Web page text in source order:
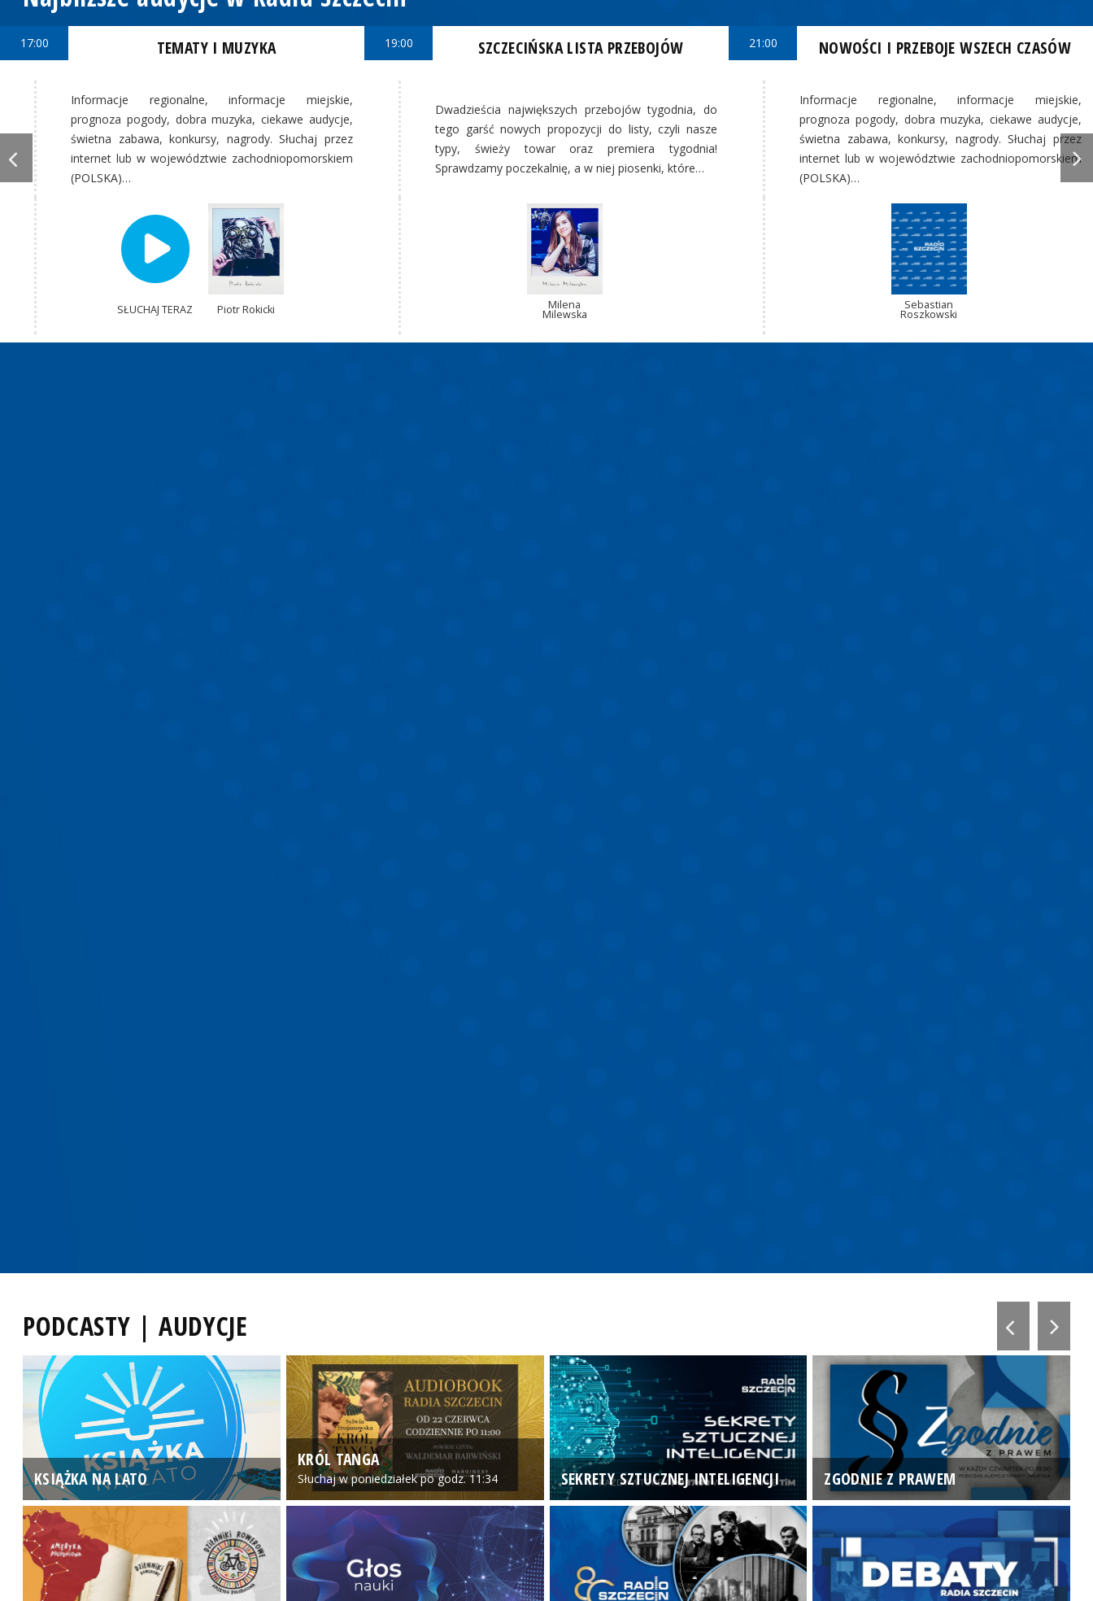
17:00 TEMATY I MUZYKA
Informacje regionalne, informacje miejskie,
prognoza pogody, dobra muzyka, ciekawe audycje,
świetna zabawa, konkursy, nagrody. Słuchaj przez
internet lub w województwie zachodniopomorskiem
(POLSKA)…
SŁUCHAJ TERAZ Piotr Rokicki
19:00 SZCZECIŃSKA LISTA PRZEBOJÓW
Dwadzieścia największych przebojów tygodnia, do
tego garść nowych propozycji do listy, czyli nasze
typy, świeży towar oraz premiera tygodnia!
Sprawdzamy poczekalnię, a w niej piosenki, które…
Milena
Milewska
21:00 NOWOŚCI I PRZEBOJE WSZECH CZASÓW
Informacje regionalne, informacje miejskie,
prognoza pogody, dobra muzyka, ciekawe audycje,
świetna zabawa, konkursy, nagrody. Słuchaj przez
internet lub w województwie zachodniopomorskiem
(POLSKA)…
Sebastian
Roszkowski
PODCASTY | AUDYCJE
KSIĄŻKA NA LATO
KRÓL TANGA
Słuchaj w poniedziałek po godz. 11:34 SEKRETY SZTUCZNEJ INTELIGENCJI ZGODNIE Z PRAWEM